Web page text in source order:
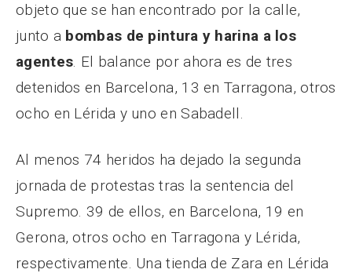
objeto que se han encontrado por la calle,
junto a bombas de pintura y harina a los
agentes. El balance por ahora es de tres
detenidos en Barcelona, 13 en Tarragona, otros
ocho en Lérida y uno en Sabadell.
Al menos 74 heridos ha dejado la segunda
jornada de protestas tras la sentencia del
Supremo. 39 de ellos, en Barcelona, 19 en
Gerona, otros ocho en Tarragona y Lérida,
respectivamente. Una tienda de Zara en Lérida